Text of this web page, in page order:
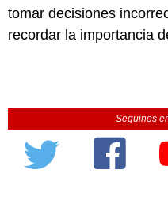
tomar decisiones
recordar la importancia
Seguinos